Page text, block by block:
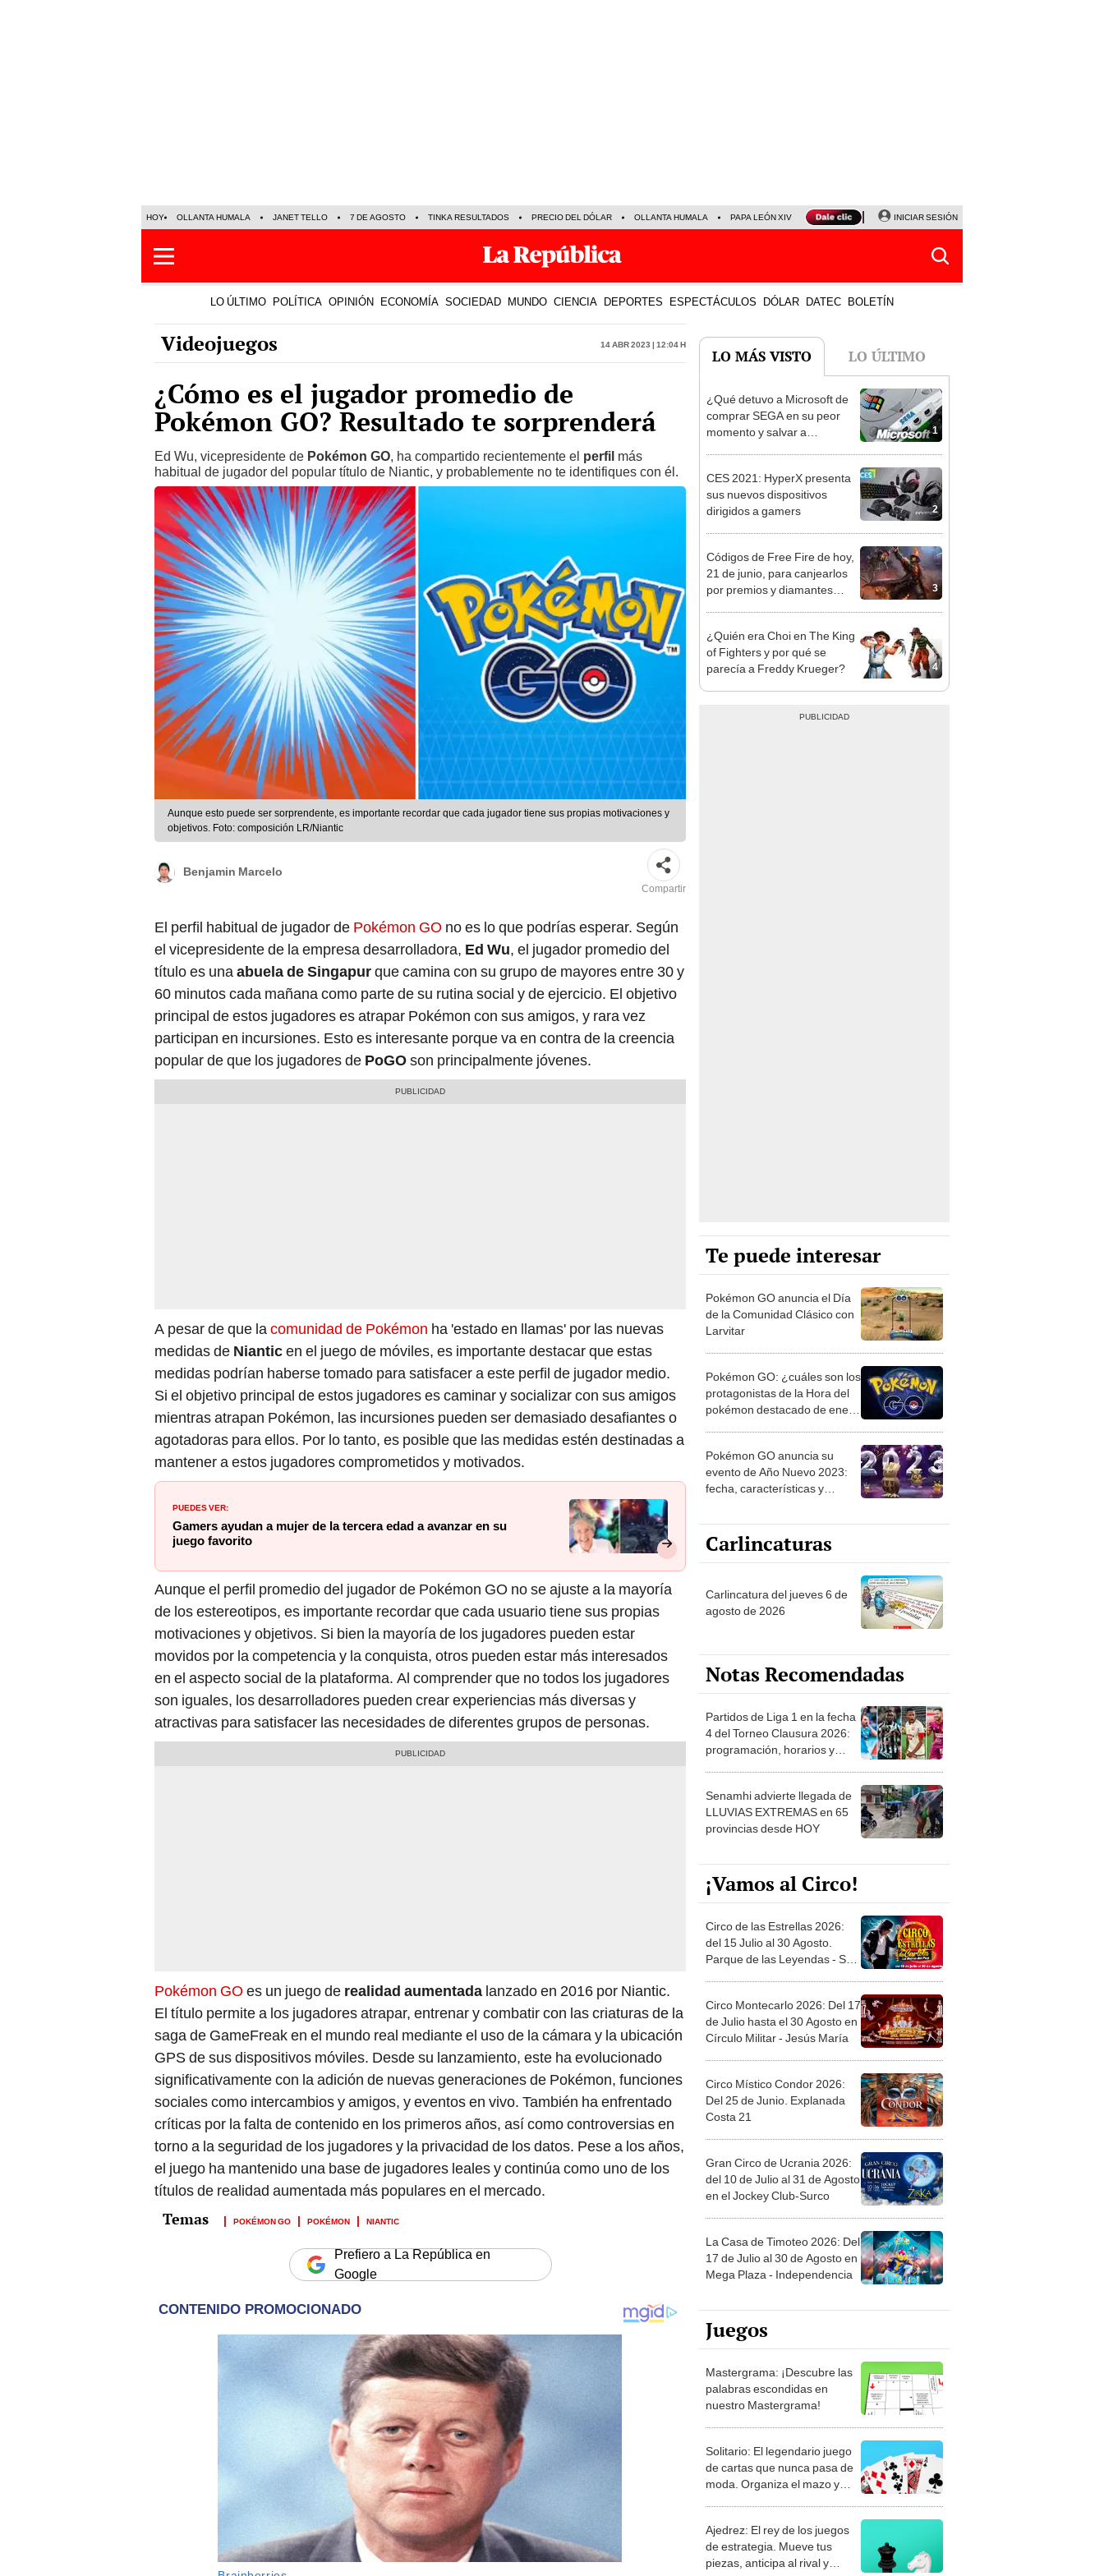
HOY OLLANTA HUMALA JANET TELLO 7 DE AGOSTO TINKA RESULTADOS PRECIO DEL DÓLAR OLLANTA HUMALA PAPA LEÓN XIV NALDY SALDAÑA LA BELLA LUZ
INICIAR SESIÓN
LO ÚLTIMO POLÍTICA OPINIÓN ECONOMÍA SOCIEDAD MUNDO CIENCIA DEPORTES ESPECTÁCULOS DÓLAR DATEC BOLETÍN
Videojuegos 14 Abr 2023 | 12:04 h
¿Cómo es el jugador promedio de
Pokémon GO? Resultado te sorprenderá
Ed Wu, vicepresidente de Pokémon GO, ha compartido recientemente el perfil más
habitual de jugador del popular título de Niantic, y probablemente no te identifiques con él.
Aunque esto puede ser sorprendente, es importante recordar que cada jugador tiene sus propias motivaciones y
objetivos. Foto: composición LR/Niantic
Benjamin Marcelo
Compartir
El perfil habitual de jugador de Pokémon GO no es lo que podrías esperar. Según
el vicepresidente de la empresa desarrolladora, Ed Wu, el jugador promedio del
título es unaabuela de Singapurque camina con su grupo de mayores entre 30 y
60 minutos cada mañana como parte de su rutina social y de ejercicio. El objetivo
principal de estos jugadores es atrapar Pokémon con sus amigos, y rara vez
participan en incursiones. Esto es interesante porque va en contra de la creencia
popular de que los jugadores de PoGOson principalmente jóvenes.
A pesar de que lacomunidad de Pokémon ha 'estado en llamas' por las nuevas
medidas de Nianticen el juego de móviles, es importante destacar que estas
medidas podrían haberse tomado para satisfacer a este perfil de jugador medio.
Si el objetivo principal de estos jugadores es caminar y socializar con sus amigos
mientras atrapan Pokémon, las incursiones pueden ser demasiado desafiantes o
agotadoras para ellos. Por lo tanto, es posible que las medidas estén destinadas a
mantener a estos jugadores comprometidos y motivados.
PUEDES VER:
Gamers ayudan a mujer de la tercera edad a avanzar en su
juego favorito
Aunque el perfil promedio del jugador de Pokémon GO no se ajuste a la mayoría
de los estereotipos, es importante recordar que cada usuario tiene sus propias
motivaciones y objetivos. Si bien la mayoría de los jugadores pueden estar
movidos por la competencia y la conquista, otros pueden estar más interesados ​​
en el aspecto social de la plataforma. Al comprender que no todos los jugadores
son iguales, los desarrolladores pueden crear experiencias más diversas y
atractivas para satisfacer las necesidades de diferentes grupos de personas.
Pokémon GO es un juego de realidad aumentada lanzado en 2016 por Niantic.
El título permite a los jugadores atrapar, entrenar y combatir con las criaturas de la
saga de GameFreak en el mundo real mediante el uso de la cámara y la ubicación
GPS de sus dispositivos móviles. Desde su lanzamiento, este ha evolucionado
significativamente con la adición de nuevas generaciones de Pokémon, funciones
sociales como intercambios y amigos, y eventos en vivo. También ha enfrentado
críticas por la falta de contenido en los primeros años, así como controversias en
torno a la seguridad de los jugadores y la privacidad de los datos. Pese a los años,
el juego ha mantenido una base de jugadores leales y continúa como uno de los
títulos de realidad aumentada más populares en el mercado.
POKÉMON GO POKÉMON NIANTIC
Prefiero a La República en
Google
LO MÁS VISTO LO ÚLTIMO
1
¿Qué detuvo a Microsoft de
comprar SEGA en su peor
momento y salvar a
2
CES 2021: HyperX presenta
sus nuevos dispositivos
dirigidos a gamers
3
Códigos de Free Fire de hoy,
21 de junio, para canjearlos
por premios y diamantes
4
¿Quién era Choi en The King
of Fighters y por qué se
parecía a Freddy Krueger?
Te puede interesar
Pokémon GO anuncia el Día
de la Comunidad Clásico con
Larvitar
Pokémon GO: ¿cuáles son los
protagonistas de la Hora del
pokémon destacado de enero
Pokémon GO anuncia su
evento de Año Nuevo 2023:
fecha, características y
Carlincaturas
Carlincatura del jueves 6 de
agosto de 2026
Notas Recomendadas
Partidos de Liga 1 en la fecha
4 del Torneo Clausura 2026:
programación, horarios y
Senamhi advierte llegada de
LLUVIAS EXTREMAS en 65
provincias desde HOY
¡Vamos al Circo!
Circo de las Estrellas 2026:
del 15 Julio al 30 Agosto.
Parque de las Leyendas - San
Circo Montecarlo 2026: Del 17
de Julio hasta el 30 Agosto en
Círculo Militar - Jesús María
Circo Místico Condor 2026:
Del 25 de Junio. Explanada
Costa 21
Gran Circo de Ucrania 2026:
del 10 de Julio al 31 de Agosto
en el Jockey Club-Surco
La Casa de Timoteo 2026: Del
17 de Julio al 30 de Agosto en
Mega Plaza - Independencia
Juegos
Mastergrama: ¡Descubre las
palabras escondidas en
nuestro Mastergrama!
Solitario: El legendario juego
de cartas que nunca pasa de
moda. Organiza el mazo y
Ajedrez: El rey de los juegos
de estrategia. Mueve tus
piezas, anticipa al rival y